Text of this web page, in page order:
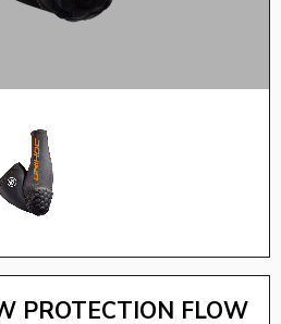
PROTECTION FLOW